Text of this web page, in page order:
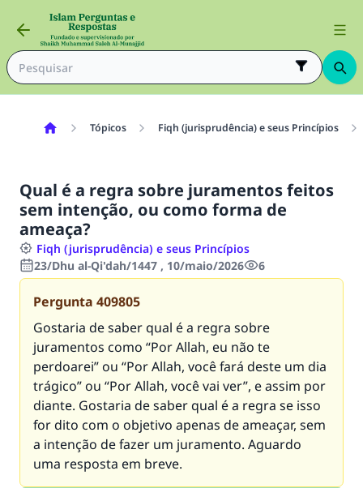
Tópicos Fiqh (jurisprudência) e seus Princípios
Qual é a regra sobre juramentos feitos
sem intenção, ou como forma de
ameaça?
Fiqh (jurisprudência) e seus Princípios
23/Dhu al-Qi'dah/1447 , 10/maio/2026
6
Pergunta 409805
Gostaria de saber qual é a regra sobre
juramentos como “Por Allah, eu não te
perdoarei” ou “Por Allah, você fará deste um dia
trágico” ou “Por Allah, você vai ver”, e assim por
diante. Gostaria de saber qual é a regra se isso
for dito com o objetivo apenas de ameaçar, sem
a intenção de fazer um juramento. Aguardo
uma resposta em breve.